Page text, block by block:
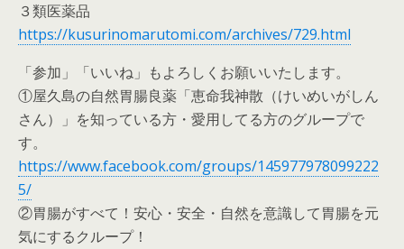
３類医薬品
https://kusurinomarutomi.com/archives/729.html
「参加」「いいね」もよろしくお願いいたします。
①屋久島の自然胃腸良薬「恵命我神散（けいめいがしん
さん）」を知っている方・愛用してる方のグループで
す。
https://www.facebook.com/groups/145977978099222
5/
②胃腸がすべて！安心・安全・自然を意識して胃腸を元
気にするクループ！